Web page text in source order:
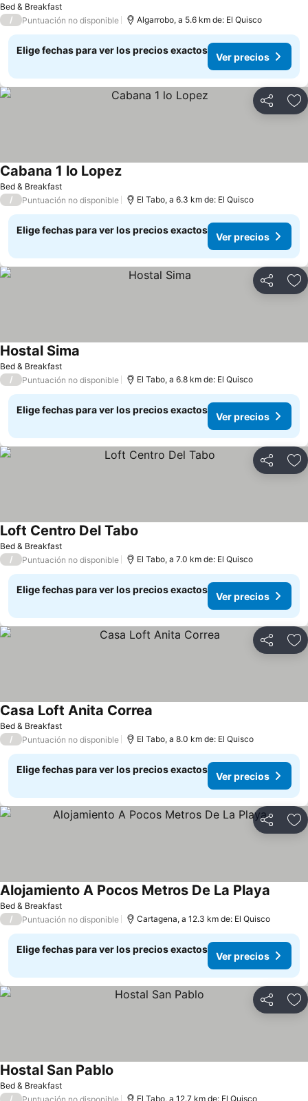
Bed & Breakfast
/ Puntuación no disponible Algarrobo, a 5.6 km de: El Quisco
Elige fechas para ver los precios exactos
Ver precios
Compartir
Bed & Breakfast
Cabana 1 lo Lopez
/ Puntuación no disponible El Tabo, a 6.3 km de: El Quisco
Elige fechas para ver los precios exactos
Ver precios
Compartir
Bed & Breakfast
Hostal Sima
/ Puntuación no disponible El Tabo, a 6.8 km de: El Quisco
Elige fechas para ver los precios exactos
Ver precios
Compartir
Bed & Breakfast
Loft Centro Del Tabo
/ Puntuación no disponible El Tabo, a 7.0 km de: El Quisco
Elige fechas para ver los precios exactos
Ver precios
Compartir
Bed & Breakfast
Casa Loft Anita Correa
/ Puntuación no disponible El Tabo, a 8.0 km de: El Quisco
Elige fechas para ver los precios exactos
Ver precios
Compartir
Bed & Breakfast
Alojamiento A Pocos Metros De La Playa
/ Puntuación no disponible Cartagena, a 12.3 km de: El Quisco
Elige fechas para ver los precios exactos
Ver precios
Compartir
Bed & Breakfast
Hostal San Pablo
/ Puntuación no disponible El Tabo, a 12.7 km de: El Quisco